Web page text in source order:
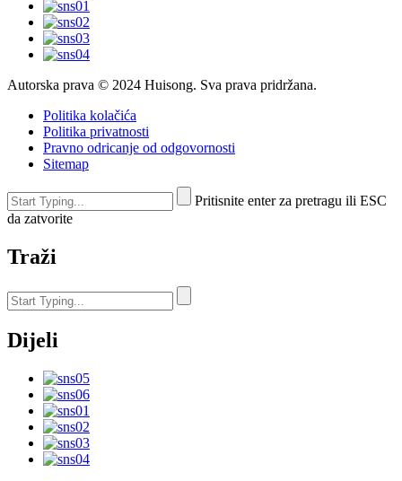
Autorska prava © 2024 Huisong. Sva prava pridržana.
Politika kolačića
Politika privatnosti
Pravno odricanje od odgovornosti
Sitemap
Pritisnite enter za pretragu ili ESC
da zatvorite
Traži
Dijeli